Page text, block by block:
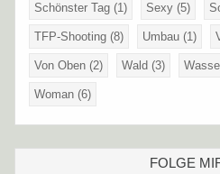
Schönster Tag (1) Sexy (5)
TFP-Shooting (8) Umbau (1)
Von Oben (2) Wald (3)
Woman (6)
FOLGE